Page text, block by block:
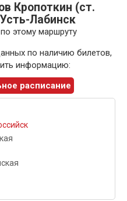
Кропоткин (ст.
Лабинск
этому маршруту
по наличию билетов,
информацию:
расписание